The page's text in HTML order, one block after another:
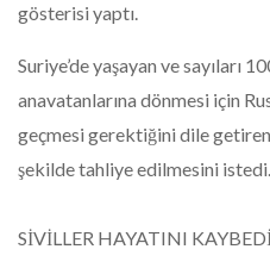
gösterisi yaptı.
Suriye’de yaşayan ve sayıları
anavatanlarına dönmesi için
geçmesi gerektiğini dile
şekilde tahliye edilmesini istedi.
SİVİLLER HAYATINI